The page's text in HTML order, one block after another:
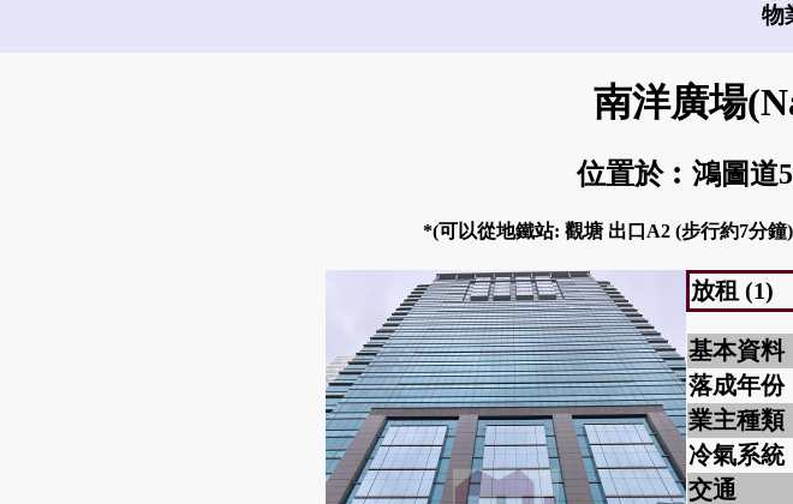
物
南洋廣場
位置於︰鴻圖道
*(可以從地鐵站: 觀塘 出口A2 (步行約7分
放租 (1)
基本資料
落成年份
業主種類
冷氣系統
交通